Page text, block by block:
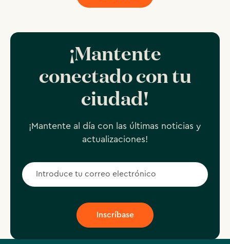
¡Mantente
conectado con tu
ciudad!
¡Mantente al día con las últimas noticias y
actualizaciones!